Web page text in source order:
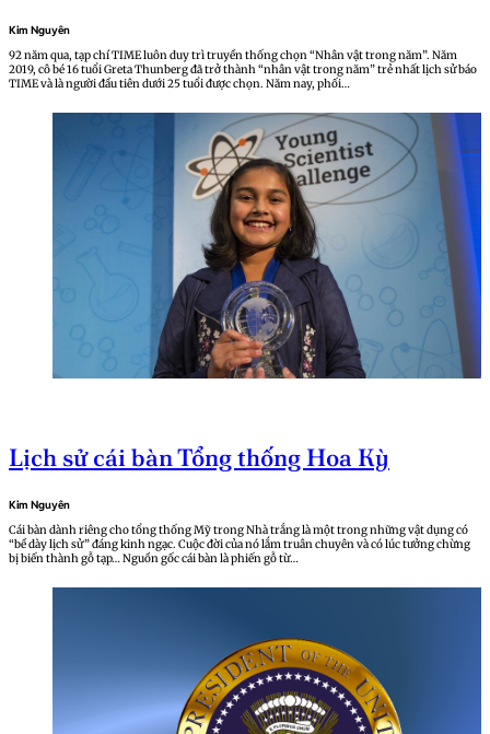
Kim Nguyên
92 năm qua, tạp chí TIME luôn duy trì truyền thống chọn “Nhân vật trong năm”. Năm
2019, cô bé 16 tuổi Greta Thunberg đã trở thành “nhân vật trong năm” trẻ nhất lịch sử báo
TIME và là người đầu tiên dưới 25 tuổi được chọn. Năm nay, phối…
Lịch sử cái bàn Tổng thống Hoa Kỳ
Kim Nguyên
Cái bàn dành riêng cho tổng thống Mỹ trong Nhà trắng là một trong những vật dụng có
“bề dày lịch sử” đáng kinh ngạc. Cuộc đời của nó lắm truân chuyên và có lúc tưởng chừng
bị biến thành gỗ tạp… Nguồn gốc cái bàn là phiến gỗ từ…